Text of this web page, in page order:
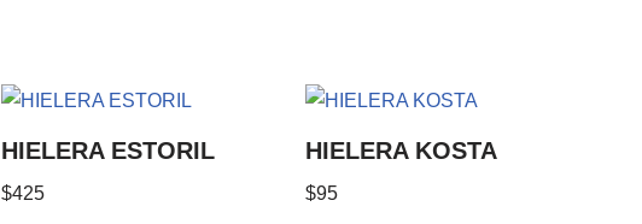
HIELERA ESTORIL
$425
HIELERA KOSTA
$95